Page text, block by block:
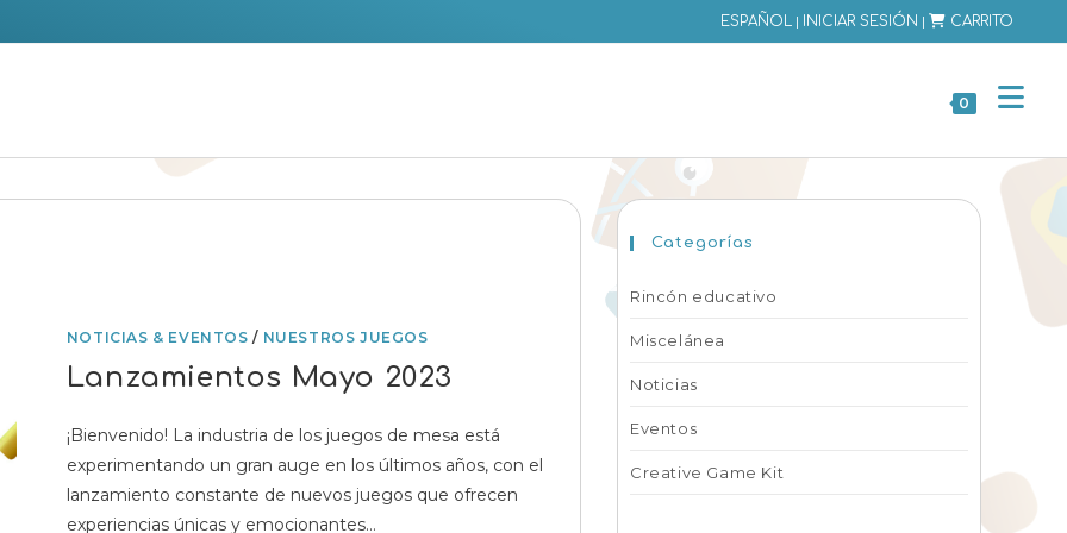
ESPAÑOL | INICIAR SESIÓN | CARRITO
0
NOTICIAS & EVENTOS / NUESTROS JUEGOS
Lanzamientos Mayo 2023
¡Bienvenido! La industria de los juegos de mesa está
experimentando un gran auge en los últimos años, con el
lanzamiento constante de nuevos juegos que ofrecen
experiencias únicas y emocionantes…
Categorías
Rincón educativo
Miscelánea
Noticias
Eventos
Creative Game Kit